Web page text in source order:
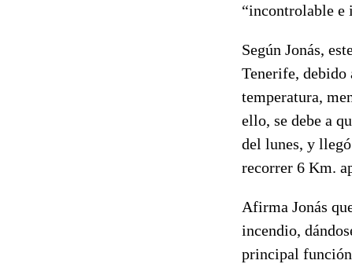
“incontrolable e
Según Jonás,
Tenerife, debido
temperatura,
ello, se debe a
del lunes, y
recorrer 6 Km.
Afirma Jonás
incendio,
principal función